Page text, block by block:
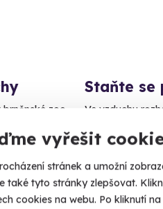
vyřešit
stránek a umožní
také tyto stránky zlepšovat.
cookies na webu. Po kliknutí
zoo
Staňte se
Ve vzduchu
Praha
2 850 Kč